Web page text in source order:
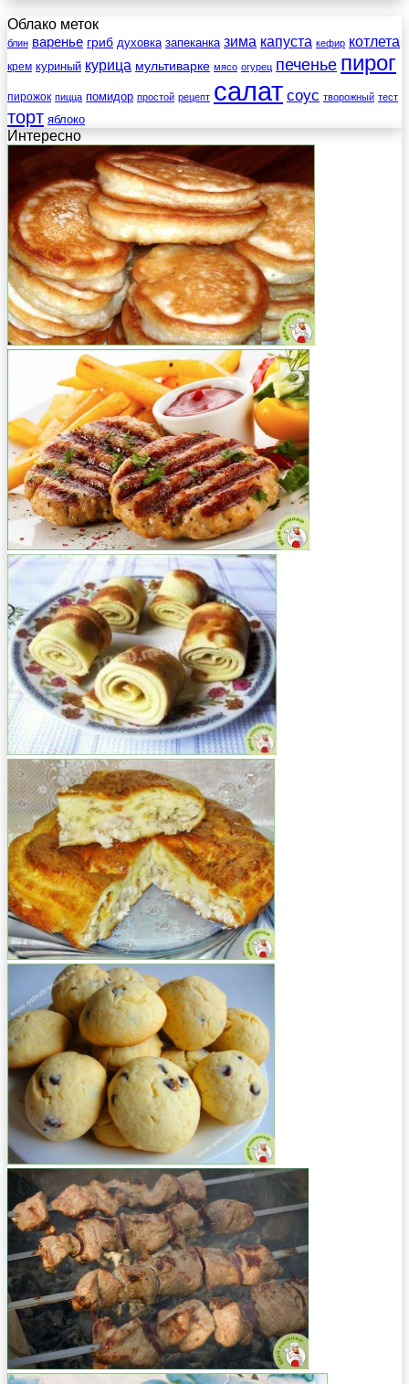
Облако меток
блин варенье гриб духовка запеканка зима капуста кефир котлета
крем куриный курица мультиварке мясо огурец печенье пирог
пирожок пицца помидор простой рецепт салат соус творожный тест
торт яблоко
Интересно